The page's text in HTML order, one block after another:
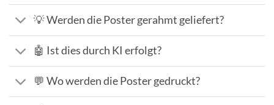
💡 Werden die Poster gerahmt geliefert?
🤖 Ist dies durch KI erfolgt?
💬 Wo werden die Poster gedruckt?